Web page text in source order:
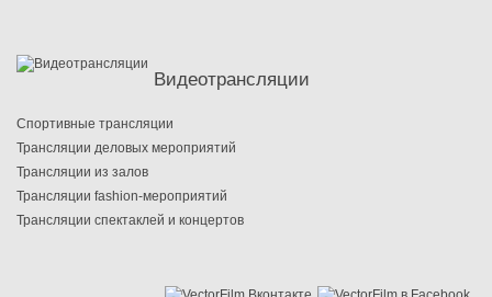
Видеотрансляции
Cпортивные трансляции
Трансляции деловых мероприятий
Трансляции из залов
Трансляции fashion-мероприятий
Трансляции спектаклей и концертов